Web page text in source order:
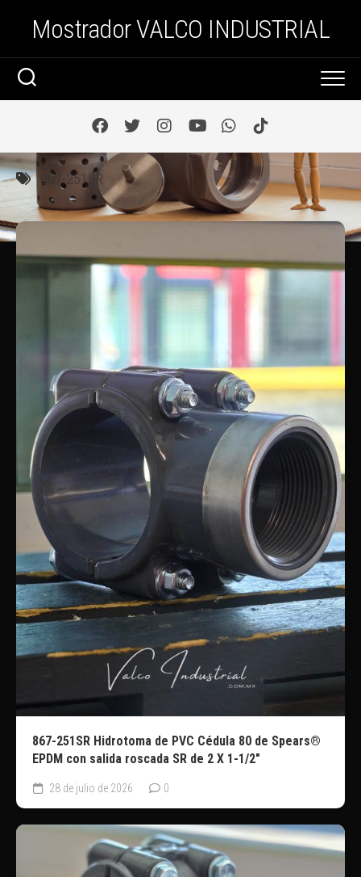
Mostrador VALCO INDUSTRIAL
867-251SR
867-251SR Hidrotoma de PVC Cédula 80 de Spears®
EPDM con salida roscada SR de 2 X 1-1/2″
28 de julio de 2026 0